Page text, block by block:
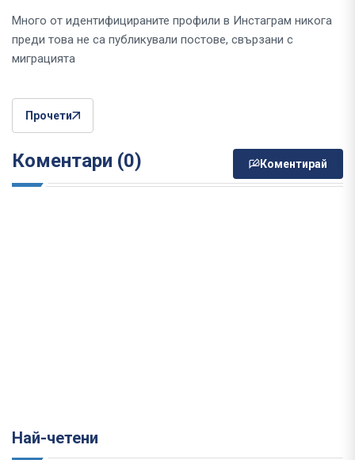
Много от идентифицираните профили в Инстаграм никога
преди това не са публикували постове, свързани с
миграцията
Прочети
Коментари (0) Коментирай
Най-четени